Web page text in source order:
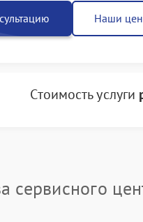
Наши
Стоимость услуги
сервисного